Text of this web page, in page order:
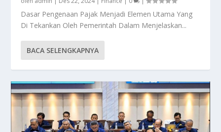
Dasar Pengenaan Pajak Menjadi Elemen Utama Yang
Di Tekankan Oleh Pemerintah Dalam Menjelaskan...
BACA SELENGKAPNYA